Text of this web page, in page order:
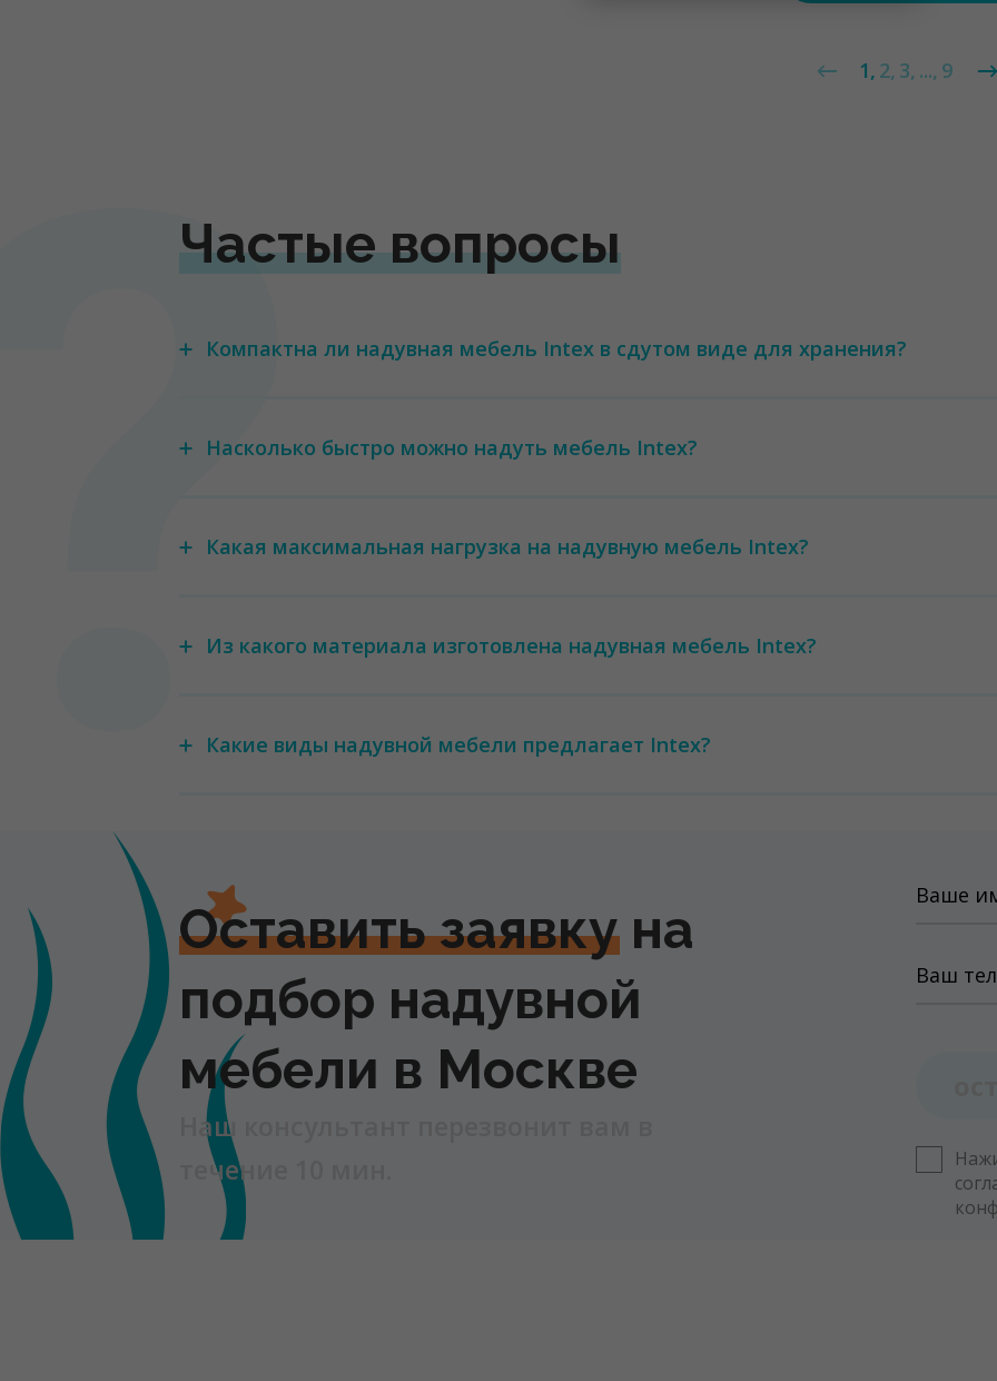
1 2 3 ... 9
Частые вопросы
Компактна ли надувная мебель Intex в сдутом виде для хранения?
Насколько быстро можно надуть мебель Intex?
Какая максимальная нагрузка на надувную мебель Intex?
Из какого материала изготовлена надувная мебель Intex?
Какие виды надувной мебели предлагает Intex?
Оставить заявку на
подбор надувной
мебели в Москве
Наш консультант перезвонит вам в
течение 10 мин.